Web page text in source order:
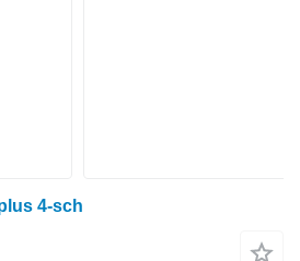
4-sch